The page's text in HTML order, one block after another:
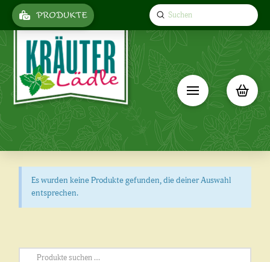
PRODUKTE Search
Submit
Es wurden keine Produkte gefunden, die deiner Auswahl
entsprechen.
Suchen